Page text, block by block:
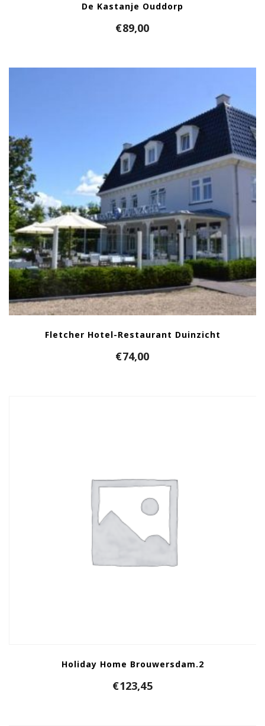
De Kastanje Ouddorp
€89,00
Fletcher Hotel-Restaurant Duinzicht
€74,00
Holiday Home Brouwersdam.2
€123,45